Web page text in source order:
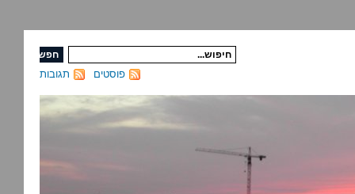
תגובות פוסטים